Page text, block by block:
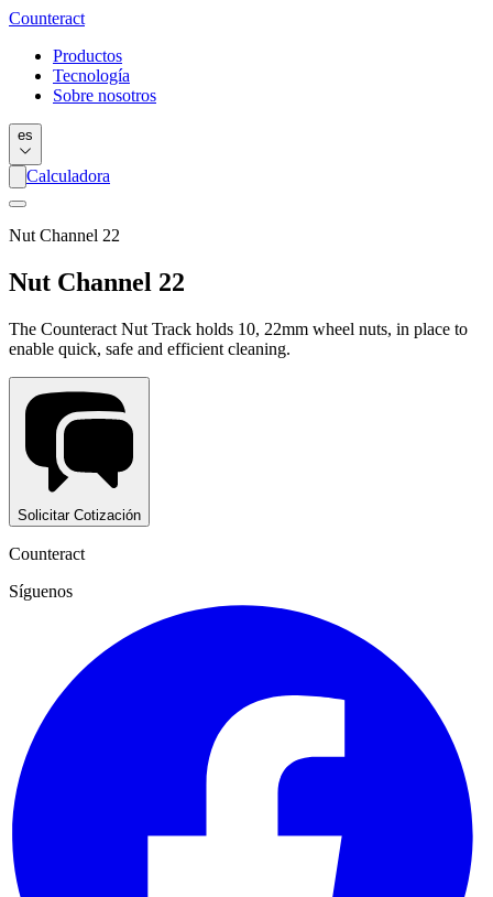
Counteract
Productos
Tecnología
Sobre nosotros
es
Calculadora
Nut Channel 22
Nut Channel 22
The Counteract Nut Track holds 10, 22mm wheel nuts, in place to
enable quick, safe and efficient cleaning.
Solicitar Cotización
Counteract
Síguenos